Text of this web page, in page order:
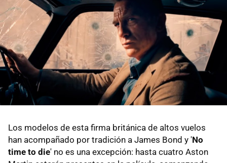
Los modelos de esta firma británica de altos vuelos
han acompañado por tradición a James Bond y 'No
time to die' no es una excepción: hasta cuatro Aston